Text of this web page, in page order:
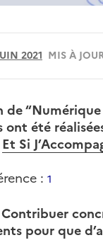
2021 MIS À
de
ont été
Et Si
: 1
Contribuer
pour que